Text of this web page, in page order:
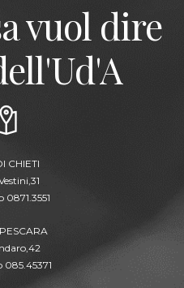
vuol dire
CHIETI
0871.3551
085.45371